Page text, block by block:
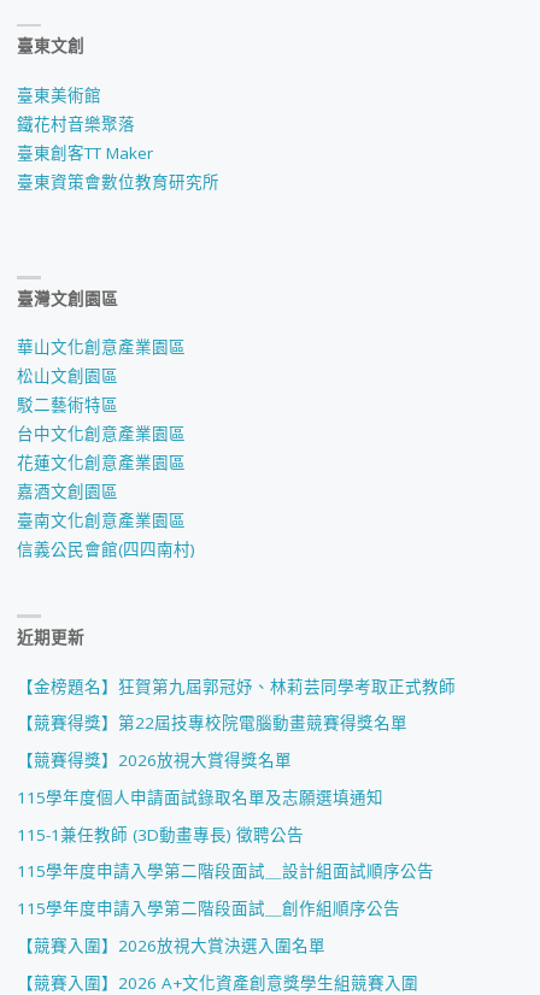
臺東文創
臺東美術館
鐵花村音樂聚落
臺東創客TT Maker
臺東資策會數位教育研究所
臺灣文創園區
華山文化創意產業園區
松山文創園區
駁二藝術特區
台中文化創意產業園區
花蓮文化創意產業園區
嘉酒文創園區
臺南文化創意產業園區
信義公民會館(四四南村)
近期更新
【金榜題名】狂賀第九屆郭冠妤、林莉芸同學考取正式教師
【競賽得獎】第22屆技專校院電腦動畫競賽得獎名單
【競賽得獎】2026放視大賞得獎名單
115學年度個人申請面試錄取名單及志願選填通知
115-1兼任教師 (3D動畫專長) 徵聘公告
115學年度申請入學第二階段面試＿設計組面試順序公告
115學年度申請入學第二階段面試＿創作組順序公告
【競賽入圍】2026放視大賞決選入圍名單
【競賽入圍】2026 A+文化資產創意獎學生組競賽入圍